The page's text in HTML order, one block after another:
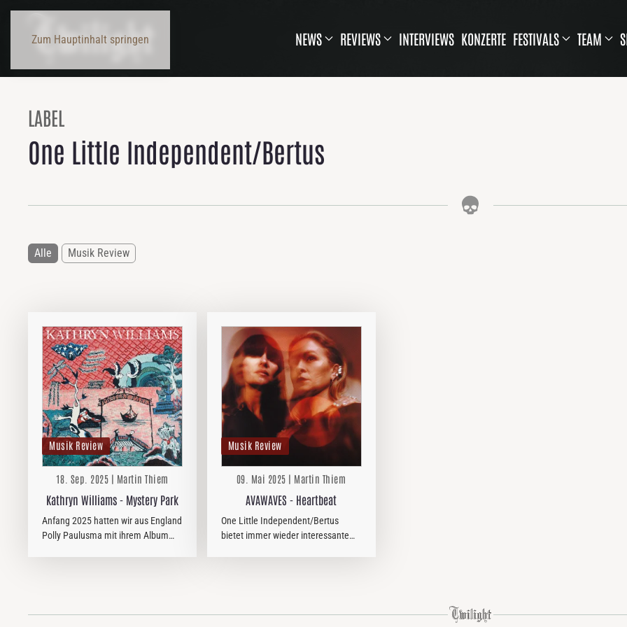
Zum Hauptinhalt springen NEWS REVIEWS INTERVIEWS KONZERTE FESTIVALS TEAM
LABEL
One Little Independent/Bertus
Alle Musik Review
Musik Review
18. Sep. 2025 | Martin Thiem
Kathryn Williams - Mystery Park
Anfang 2025 hatten wir aus England
Polly Paulusma mit ihrem Album
Musik Review
09. Mai 2025 | Martin Thiem
AVAWAVES - Heartbeat
One Little Independent/Bertus
bietet immer wieder interessante